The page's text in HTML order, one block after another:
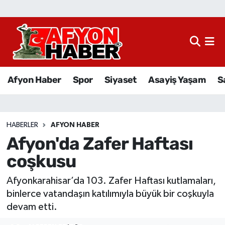
Afyon Haber Spor Siyaset Asayiş Yaşam
HABERLER AFYON HABER
Afyon'da Zafer Haftası
coşkusu
Afyonkarahisar’da 103. Zafer Haftası kutlamaları,
binlerce vatandaşın katılımıyla büyük bir coşkuyla
devam etti.
Afyon Haber
Sağlık
Eğitim
Sivil Toplum